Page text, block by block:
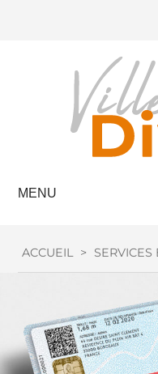
MENU
ACCUEIL > SERVICES